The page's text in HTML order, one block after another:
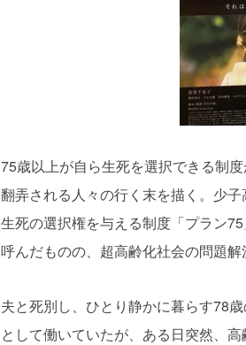
75歳以上が自ら生死を選択できる制
翻弄される人々の行く末を描く。少
生死の選択権を与える制度「プラン75
呼んだものの、超高齢化社会の問題解
夫と死別し、ひとり静かに暮らす78
として働いていたが、ある日突然、